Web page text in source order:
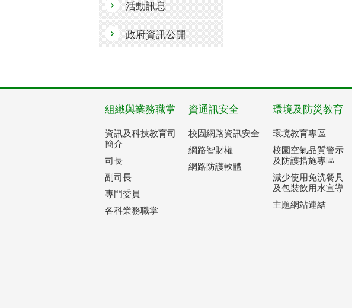
活動訊息
政府資訊公開
組織與業務職掌
資訊及科技教育司
簡介
司長
副司長
專門委員
各科業務職掌
資通訊安全
校園網路資訊安全
網路智財權
網路防護軟體
環境及防災教育
環境教育專區
校園空氣品質警示
及防護措施專區
減少使用免洗餐具
及包裝飲用水宣導
主題網站連結